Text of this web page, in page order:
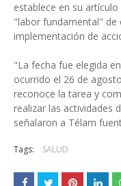
establece en su
"labor fundamental" de
implementación de
"La fecha fue elegida
ocurrido el 26 de
reconoce la tarea y
realizar las actividades
señalaron a Télam
Tags: SALUD